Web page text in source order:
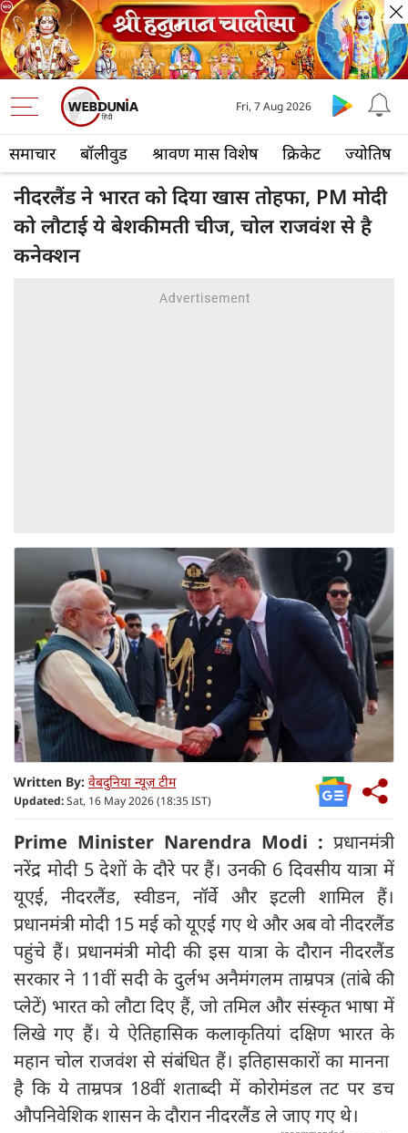
समाचार बॉलीवुड श्रावण मास विशेष क्रिकेट ज्योतिष
Fri, 7 Aug 2026
नीदरलैंड ने भारत को दिया खास तोहफा, PM मोदी
को लौटाई ये बेशकीमती चीज, चोल राजवंश से है
कनेक्‍शन
Written By: वेबदुनिया न्यूज़ टीम
Updated:Sat, 16 May 2026 (18:35 IST)
Prime Minister Narendra Modi : प्रधानमंत्री
नरेंद्र मोदी 5 देशों के दौरे पर हैं। उनकी 6 दिवसीय यात्रा में
यूएई, नीदरलैंड, स्वीडन, नॉर्वे और इटली शामिल हैं।
प्रधानमंत्री मोदी 15 मई को यूएई गए थे और अब वो नीदरलैंड
पहुंचे हैं। प्रधानमंत्री मोदी की इस यात्रा के दौरान नीदरलैंड
सरकार ने 11वीं सदी के दुर्लभ अनैमंगलम ताम्रपत्र (तांबे की
प्लेटें) भारत को लौटा दिए हैं, जो तमिल और संस्कृत भाषा में
लिखे गए हैं। ये ऐतिहासिक कलाकृतियां दक्षिण भारत के
महान चोल राजवंश से संबंधित हैं। इतिहासकारों का मानना ​​
है कि ये ताम्रपत्र 18वीं शताब्दी में कोरोमंडल तट पर डच
औपनिवेशिक शासन के दौरान नीदरलैंड ले जाए गए थे।